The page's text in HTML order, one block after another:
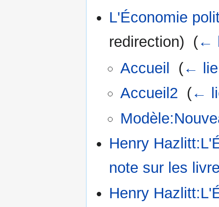
L'Économie
redirection) ‎ (←
Accueil
(←
Accueil2 (←
Henry
note sur les
Henry